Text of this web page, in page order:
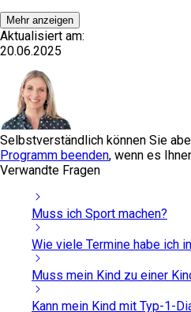
Mehr anzeigen
Aktualisiert am:
20.06.2025
Selbstverständlich können Sie
Programm beenden, wenn es
Verwandte Fragen
Muss ich Sport machen?
Wie viele Termine habe ich
Muss mein Kind zu einer
Kann mein Kind mit Typ-1-